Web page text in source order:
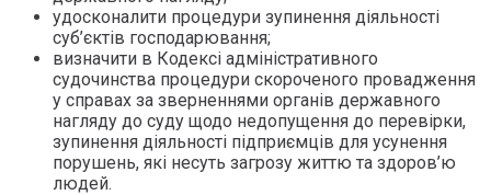
удосконалити процедури зупинення діяльності
суб’єктів господарювання;
визначити в Кодексі адміністративного
судочинства процедури скороченого провадження
у справах за зверненнями органів державного
нагляду до суду щодо недопущення до перевірки,
зупинення діяльності підприємців для усунення
порушень, які несуть загрозу життю та здоров’ю
людей.